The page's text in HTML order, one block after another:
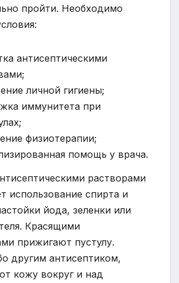
пройти. Необходимо
антисептическими
личной гигиены;
иммунитета при
физиотерапии;
помощь у врача.
растворами
использование спирта и
йода, зеленки или
Красящими
прижигают пустулу.
другим антисептиком,
кожу вокруг и над